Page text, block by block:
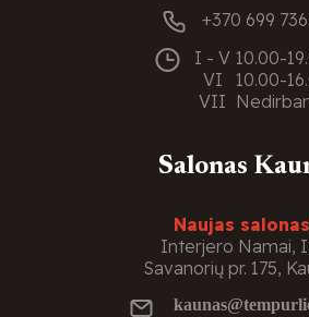
+370 699
I - V 10.00-
VI
10.00-
VII
Salonas
Naujas
Interjero Namai,
Savanorių pr. 175,